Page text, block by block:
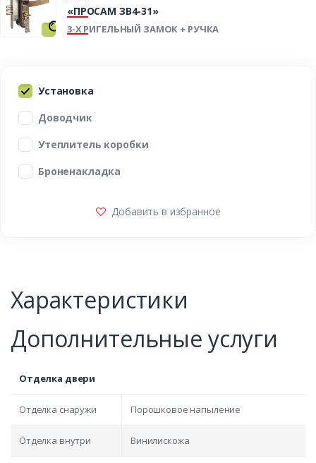
«ПРОСАМ ЗВ4-31»
3-Х РИГЕЛЬНЫЙ ЗАМОК + РУЧКА
Установка
Доводчик
Утеплитель коробки
Броненакладка
Добавить в избранное
Характеристики
Дополнительные услуги
Отделка двери
Отделка снаружи Порошковое напыление
Отделка внутри Винилискожа